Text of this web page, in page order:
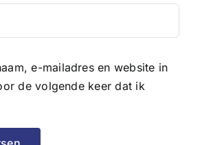
e-mailadres en website in
de volgende keer dat ik